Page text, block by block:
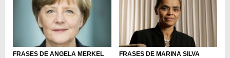
FRASES DE ANGELA MERKEL FRASES DE MARINA SILVA